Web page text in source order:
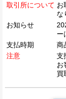
取引所について お
な
お知らせ
ー
支払時期
商
注意
支
お
買